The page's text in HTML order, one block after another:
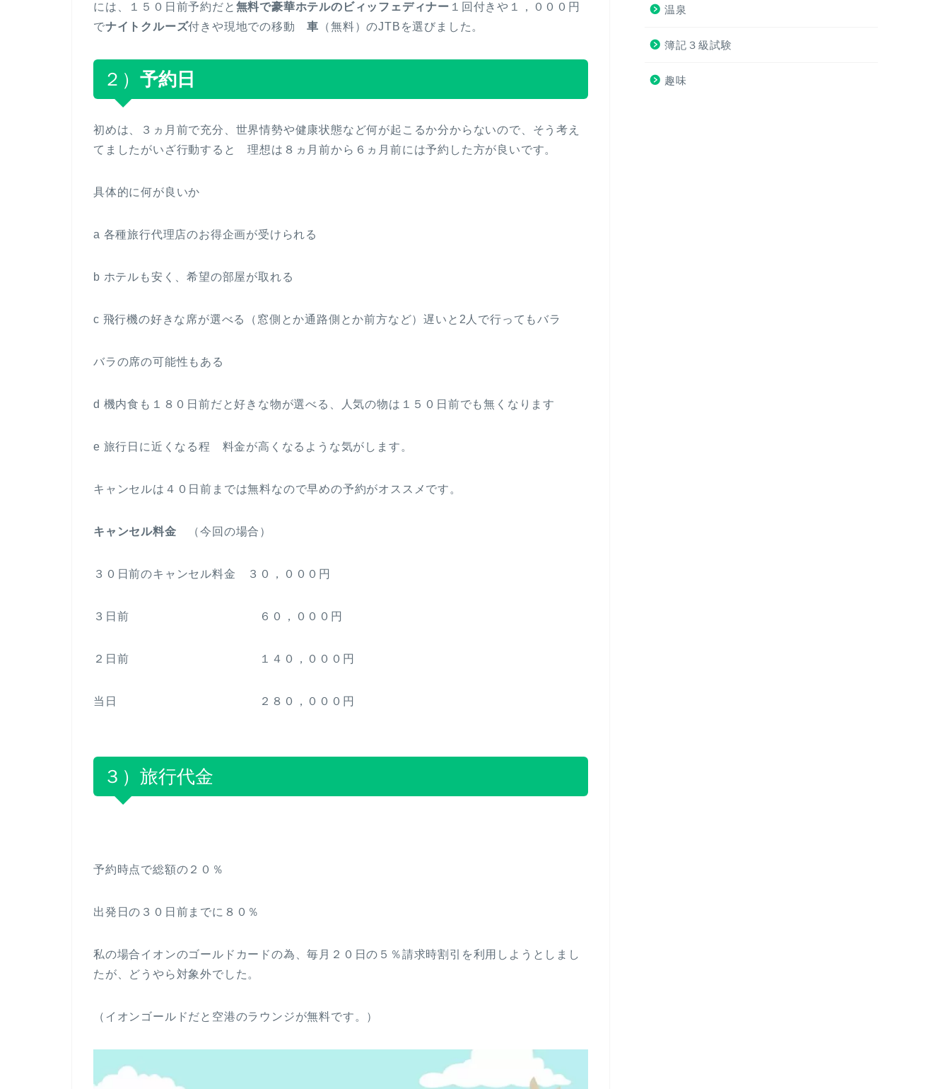
には、１５０日前予約だと 無料で豪華ホテルのビィッフェディナー １回付きや１，０００円
でナイトクルーズ付きや現地での移動車 （無料）のJTBを選びました。
２） 予約日
初めは、３ヵ月前で充分、世界情勢や健康状態など何が起こるか分からないので、そう考え
てましたがいざ行動すると 理想は８ヵ月前から６ヵ月前には予約した方が良いです。
具体的に何が良いか
a 各種旅行代理店のお得企画が受けられる
b ホテルも安く、希望の部屋が取れる
c 飛行機の好きな席が選べる（窓側とか通路側とか前方など）遅いと2人で行ってもバラ
バラの席の可能性もある
d 機内食も１８０日前だと好きな物が選べる、人気の物は１５０日前でも無くなります
e 旅行日に近くなる程 料金が高くなるような気がします。
キャンセルは４０日前までは無料なので早めの予約がオススメです。
キャンセル料金 （今回の場合）
３０日前のキャンセル料金 ３０，０００円
３日前 ６０，０００円
２日前 １４０，０００円
当日 ２８０，０００円
３）旅行代金
予約時点で総額の２０％
出発日の３０日前までに８０％
私の場合イオンのゴールドカードの為、毎月２０日の５％請求時割引を利用しようとしまし
たが、どうやら対象外でした。
（イオンゴールドだと空港のラウンジが無料です。）
温泉
簿記３級試験
趣味